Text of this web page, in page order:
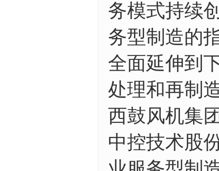
务模式持续
务型制造的
全面延伸到
处理和再制
西鼓风机集
中控技术股